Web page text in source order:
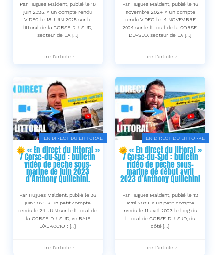
🐟
de
Anthony
Quilichini
🐟
de
Anthony
Quilichini
-
Par Hugues Maldent, publié le 18
juin 2025. « Un compte rendu
VIDEO le 18 JUIN 2025 sur le
littoral de la CORSE-DU-SUD,
secteur de LA […]
🌞
« En
littoral »
/
Corse-
du-
Sud
/
juin
2025
:
bulletin
vidéo
de
pêche
sous-
de
Anthony
Quilichini
-
Lire l'article ›
Par Hugues Maldent, publié le 16
novembre 2024. « Un compte
rendu VIDEO le 14 NOVEMBRE
2024 sur le littoral de la CORSE-
DU-SUD, secteur de LA […]
🌞
« En
du
littoral »
/
Corse-
du-
Sud
/
novembre
2024
:
bulletin
vidéo
de
pêche
sous-
de
Anthony
Quilichini
-
Lire l'article ›
EN DIRECT DU LITTORAL
🌞 « En direct du littoral »
/ Corse-du-Sud : bulletin
vidéo de pêche sous-
marine de juin 2023
d’Anthony Quilichini.
Par Hugues Maldent, publié le 26
juin 2023. « Un petit compte
rendu le 24 JUIN sur le littoral de
la CORSE-DU-SUD, en BAIE
D’AJACCIO : […]
🌞
Lire l'article ›
EN DIRECT DU LITTORAL
🌞 « En direct du littoral »
/ Corse-du-Sud : bulletin
vidéo de pêche sous-
marine de début avril
2023 d’Anthony Quilichini
Par Hugues Maldent, publié le 12
avril 2023. « Un petit compte
rendu le 11 avril 2023 le long du
littoral de CORSE-DU-SUD, du
côté […]
🌞
Lire l'article ›